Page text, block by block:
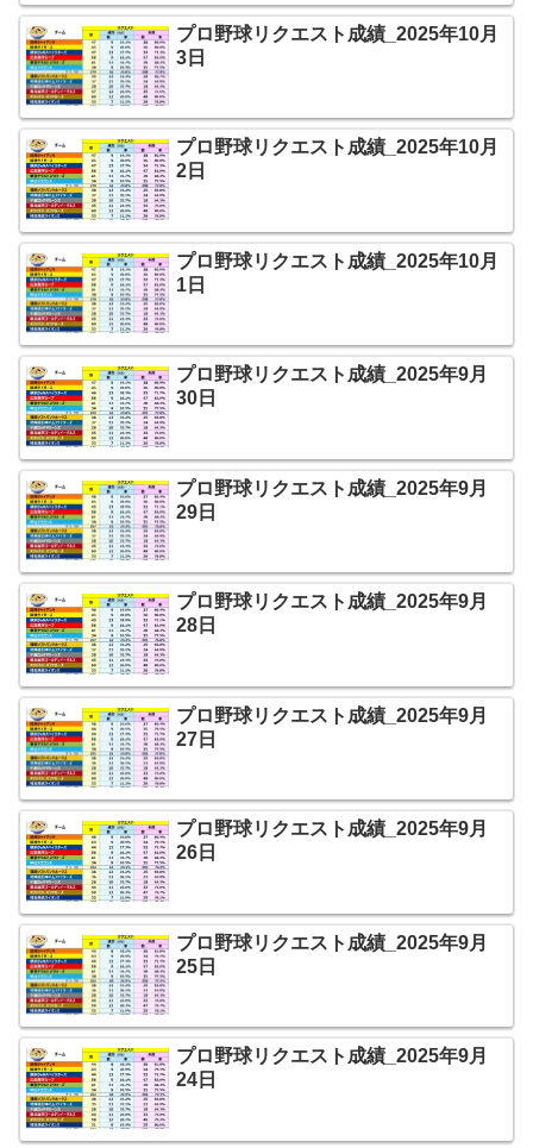
プロ野球リクエスト成績_2025年10月
3日
プロ野球リクエスト成績_2025年10月
2日
プロ野球リクエスト成績_2025年10月
1日
プロ野球リクエスト成績_2025年9月
30日
プロ野球リクエスト成績_2025年9月
29日
プロ野球リクエスト成績_2025年9月
28日
プロ野球リクエスト成績_2025年9月
27日
プロ野球リクエスト成績_2025年9月
26日
プロ野球リクエスト成績_2025年9月
25日
プロ野球リクエスト成績_2025年9月
24日